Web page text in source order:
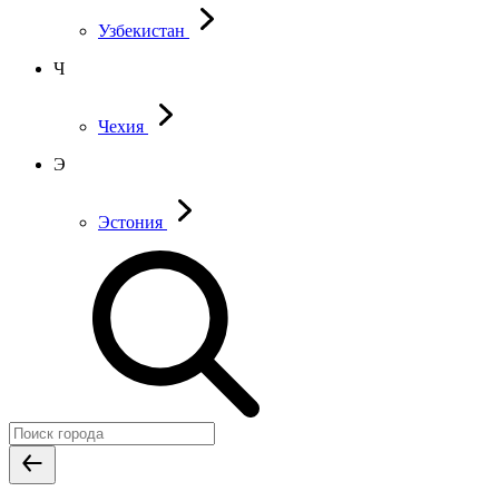
Узбекистан
Ч
Чехия
Э
Эстония